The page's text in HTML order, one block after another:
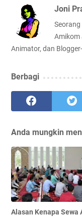
Joni
Amikom
Animator, dan
Berbagi
Anda mungkin
Alasan Kenapa Sewa